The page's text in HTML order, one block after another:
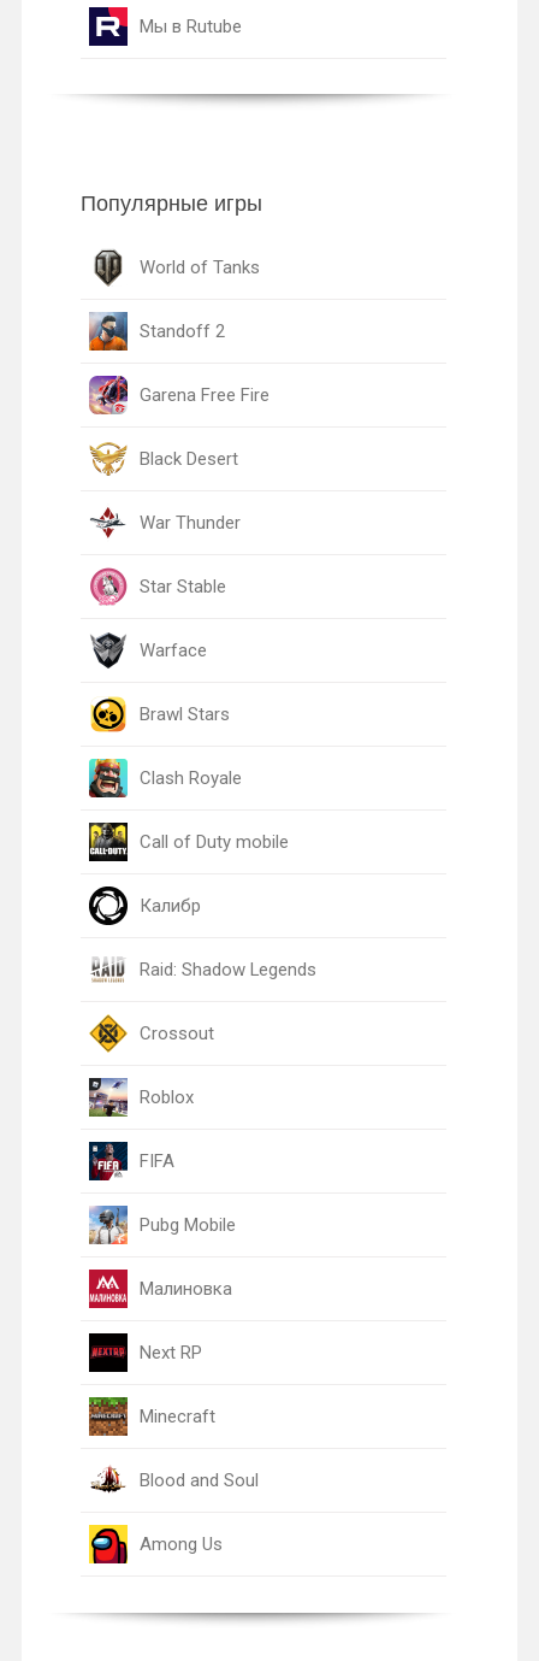
Мы в Rutube
Популярные игры
World of Tanks
Standoff 2
Garena Free Fire
Black Desert
War Thunder
Star Stable
Warface
Brawl Stars
Clash Royale
Call of Duty mobile
Калибр
Raid: Shadow Legends
Crossout
Roblox
FIFA
Pubg Mobile
Малиновка
Next RP
Minecraft
Blood and Soul
Among Us